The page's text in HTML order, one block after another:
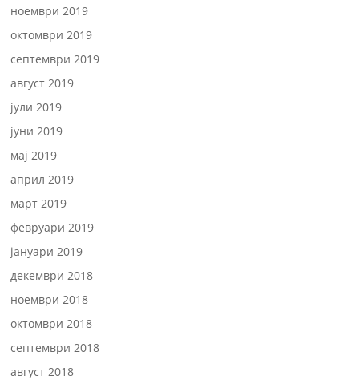
ноември 2019
октомври 2019
септември 2019
август 2019
јули 2019
јуни 2019
мај 2019
април 2019
март 2019
февруари 2019
јануари 2019
декември 2018
ноември 2018
октомври 2018
септември 2018
август 2018